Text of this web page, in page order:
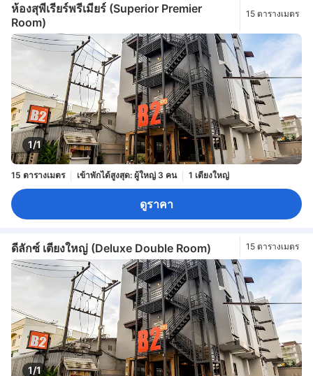
ห้องสุพีเรียร์พรีเมียร์ (Superior Premier
Room)
15 ตารางเมตร
1/1
15 ตารางเมตร เข้าพักได้สูงสุด: ผู้ใหญ่ 3 คน 1 เตียงใหญ่
ดูราคา
ดีลักซ์ เตียงใหญ่ (Deluxe Double Room) 15 ตารางเมตร
1/1